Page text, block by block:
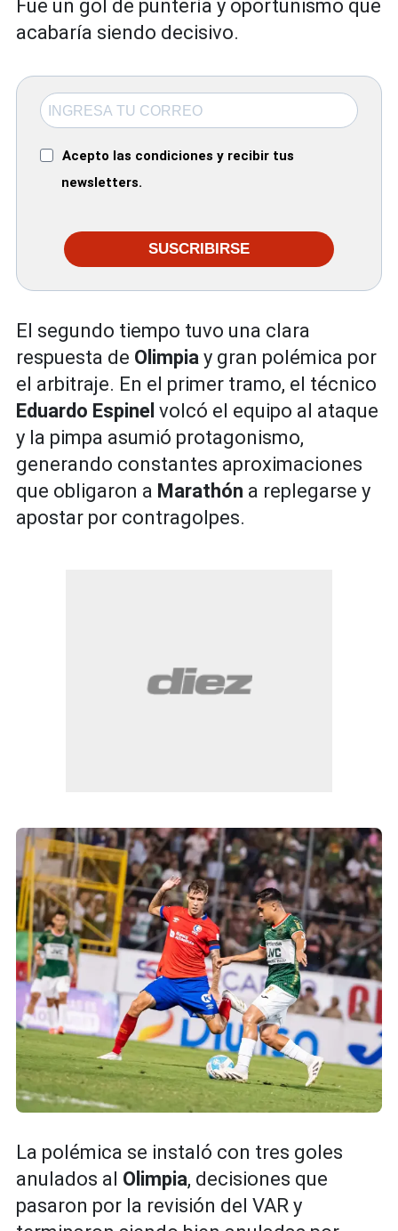
Fue un gol de puntería y oportunismo que
acabaría siendo decisivo.
Acepto las condiciones y recibir tus
newsletters.
SUSCRIBIRSE
El segundo tiempo tuvo una clara
respuesta de Olimpia y gran polémica por
el arbitraje. En el primer tramo, el técnico
Eduardo Espinel volcó el equipo al ataque
y la pimpa asumió protagonismo,
generando constantes aproximaciones
que obligaron a Marathón a replegarse y
apostar por contragolpes.
La polémica se instaló con tres goles
anulados al Olimpia, decisiones que
pasaron por la revisión del VAR y